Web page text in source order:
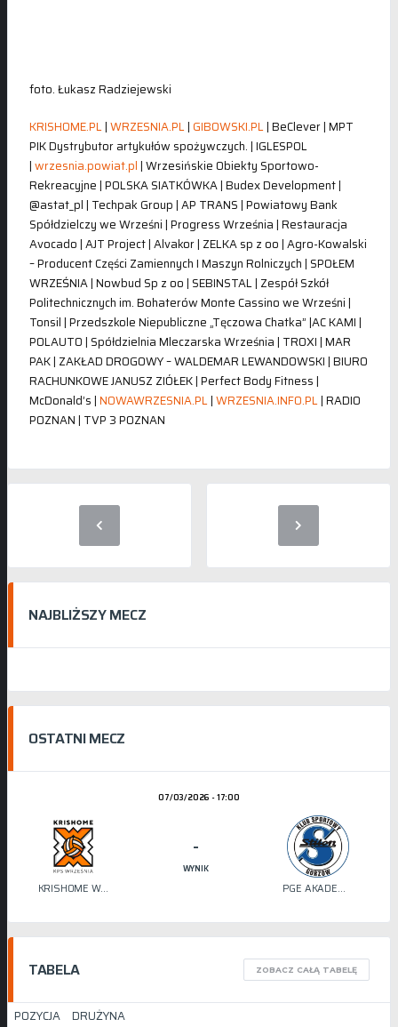
foto. Łukasz Radziejewski
KRISHOME.PL|WRZESNIA.PL|GIBOWSKI.PL| BeClever | MPT
PIK Dystrybutor artykułów spożywczych. | IGLESPOL
|wrzesnia.powiat.pl| Wrzesińskie Obiekty Sportowo-
Rekreacyjne | POLSKA SIATKÓWKA | Budex Development |
@astat_pl | Techpak Group | AP TRANS | Powiatowy Bank
Spółdzielczy we Wrześni | Progress Września | Restauracja
Avocado | AJT Project | Alvakor | ZELKA sp z oo | Agro-Kowalski
– Producent Części Zamiennych I Maszyn Rolniczych | SPOŁEM
WRZEŚNIA | Nowbud Sp z oo | SEBINSTAL | Zespół Szkół
Politechnicznych im. Bohaterów Monte Cassino we Wrześni |
Tonsil | Przedszkole Niepubliczne „Tęczowa Chatka” |AC KAMI |
POLAUTO | Spółdzielnia Mleczarska Września | TROXI | MAR
PAK | ZAKŁAD DROGOWY – WALDEMAR LEWANDOWSKI | BIURO
RACHUNKOWE JANUSZ ZIÓŁEK | Perfect Body Fitness |
McDonald’s |NOWAWRZESNIA.PL|WRZESNIA.INFO.PL| RADIO
POZNAN | TVP 3 POZNAN
NAJBLIŻSZY MECZ
OSTATNI MECZ
07/03/2026 - 17:00
KRISHOME WRZEŚNIA PGE AKADEMIA SIATKÓWKI STILON
-
WYNIK
TABELA ZOBACZ CAŁĄ TABELĘ
POZYCJA
DRUŻYNA